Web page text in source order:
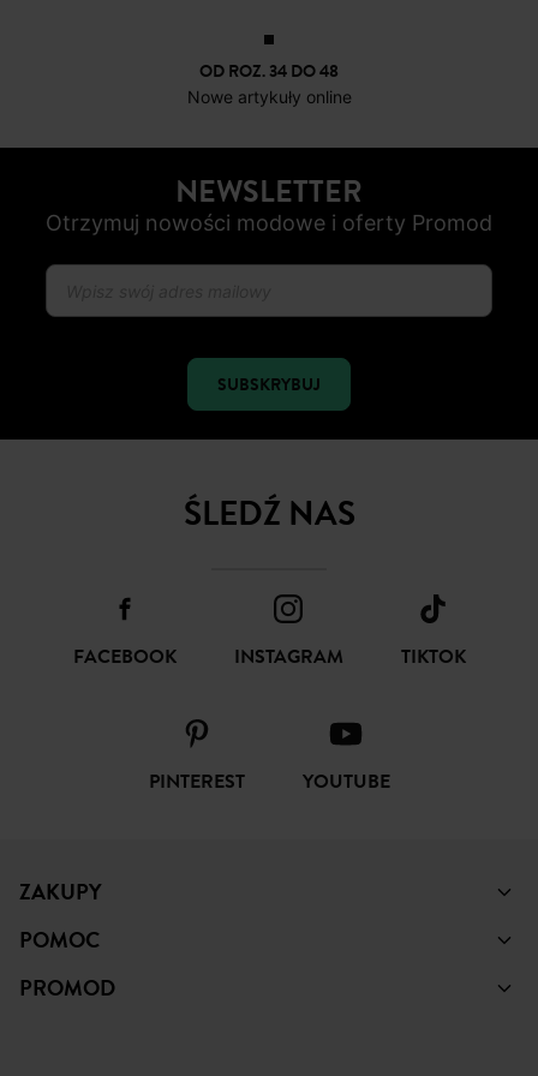
OD ROZ. 34 DO 48
Nowe artykuły online
NEWSLETTER
Otrzymuj nowości modowe i oferty Promod
SUBSKRYBUJ
ŚLEDŹ NAS
FACEBOOK INSTAGRAM TIKTOK
PINTEREST YOUTUBE
ZAKUPY
POMOC
PROMOD